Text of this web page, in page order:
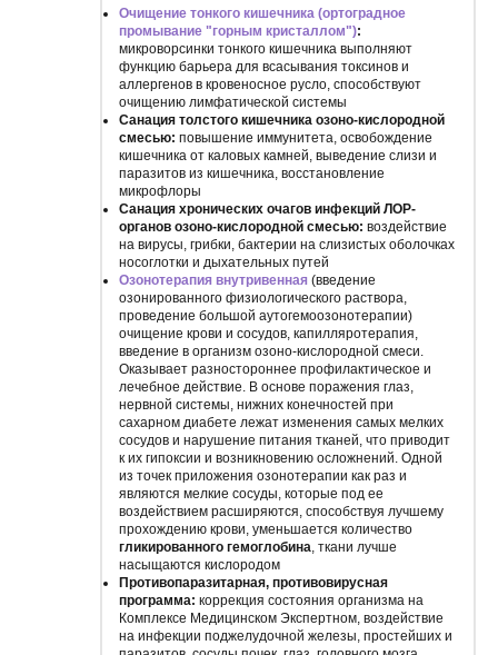
Очищение тонкого кишечника (ортоградное
промывание "горным кристаллом"):
микроворсинки тонкого кишечника выполняют
функцию барьера для всасывания токсинов и
аллергенов в кровеносное русло, способствуют
очищению лимфатической системы
Санация толстого кишечника озоно-кислородной
смесью: повышение иммунитета, освобождение
кишечника от каловых камней, выведение слизи и
паразитов из кишечника, восстановление
микрофлоры
Санация хронических очагов инфекций ЛОР-
органов озоно-кислородной смесью: воздействие
на вирусы, грибки, бактерии на слизистых оболочках
носоглотки и дыхательных путей
Озонотерапия внутривенная (введение
озонированного физиологического раствора,
проведение большой аутогемоозонотерапии)
очищение крови и сосудов, капилляротерапия,
введение в организм озоно-кислородной смеси.
Оказывает разностороннее профилактическое и
лечебное действие. В основе поражения глаз,
нервной системы, нижних конечностей при
сахарном диабете лежат изменения самых мелких
сосудов и нарушение питания тканей, что приводит
к их гипоксии и возникновению осложнений. Одной
из точек приложения озонотерапии как раз и
являются мелкие сосуды, которые под ее
воздействием расширяются, способствуя лучшему
прохождению крови, уменьшается количество
гликированного гемоглобина , ткани лучше
насыщаются кислородом
Противопаразитарная, противовирусная
программа: коррекция состояния организма на
Комплексе Медицинском Экспертном, воздействие
на инфекции поджелудочной железы, простейших и